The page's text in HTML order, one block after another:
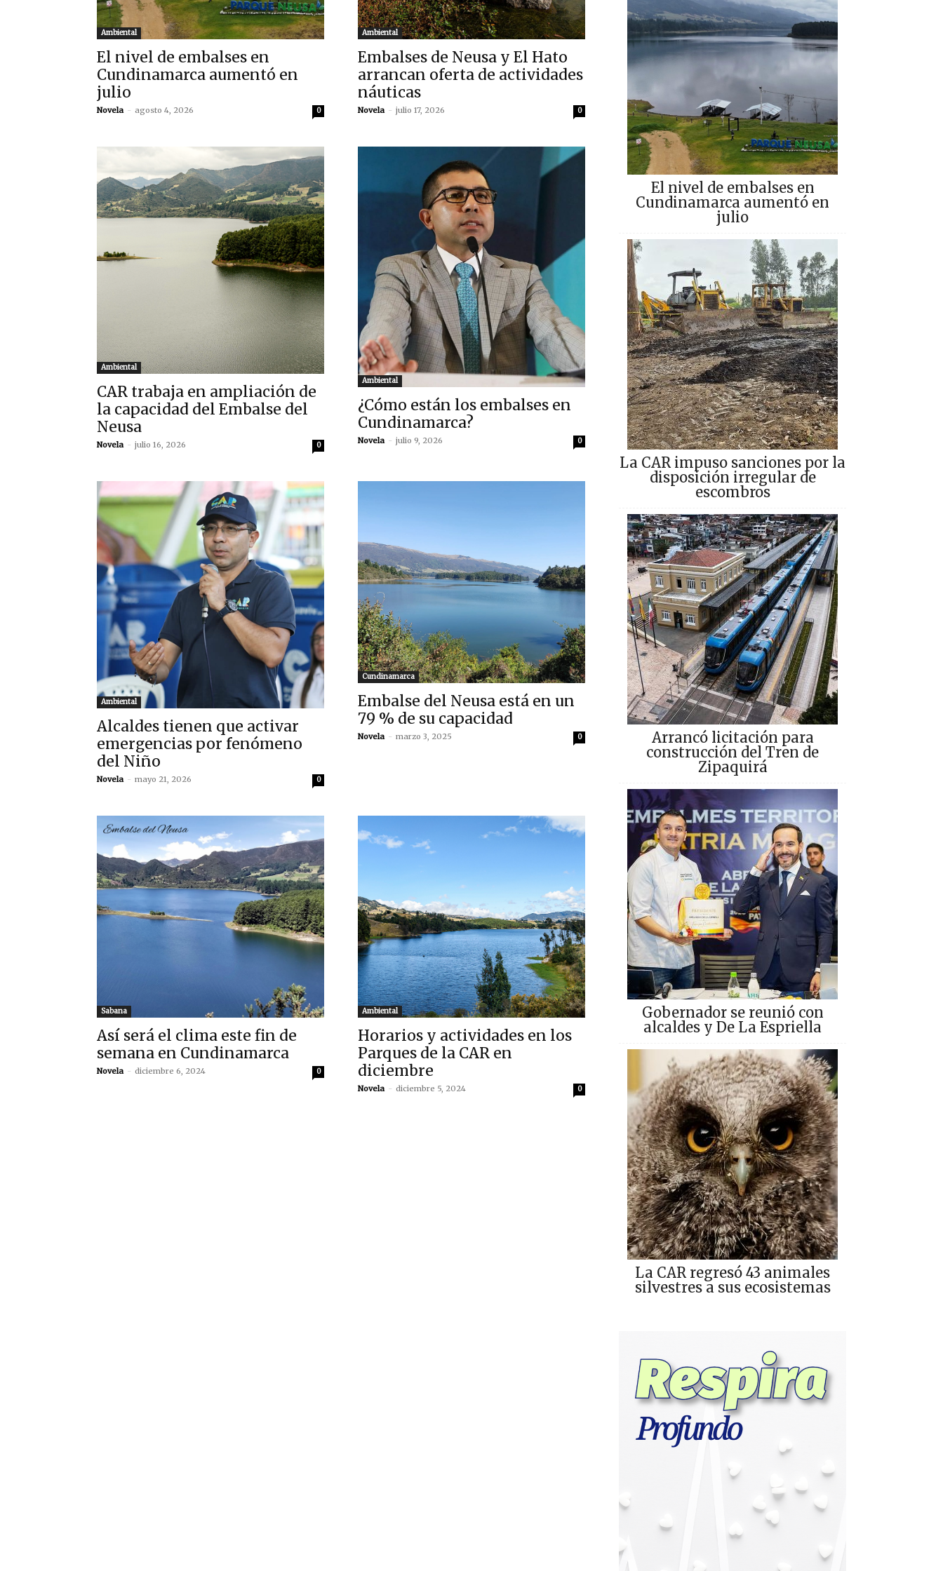
Ambiental
El nivel de embalses en
Cundinamarca aumentó en
julio
Novela - agosto 4, 2026 0
Ambiental
Embalses de Neusa y El Hato
arrancan oferta de actividades
náuticas
Novela - julio 17, 2026 0
Ambiental
CAR trabaja en ampliación de
la capacidad del Embalse del
Neusa
Novela - julio 16, 2026 0
Ambiental
¿Cómo están los embalses en
Cundinamarca?
Novela - julio 9, 2026 0
Ambiental
Alcaldes tienen que activar
emergencias por fenómeno
del Niño
Novela - mayo 21, 2026 0
Cundinamarca
Embalse del Neusa está en un
79 % de su capacidad
Novela - marzo 3, 2025 0
Sabana
Así será el clima este fin de
semana en Cundinamarca
Novela - diciembre 6, 2024 0
Ambiental
Horarios y actividades en los
Parques de la CAR en
diciembre
Novela - diciembre 5, 2024 0
El nivel de embalses en
Cundinamarca aumentó en
julio
La CAR impuso sanciones por la
disposición irregular de
escombros
Arrancó licitación para
construcción del Tren de
Zipaquirá
Gobernador se reunió con
alcaldes y De La Espriella
La CAR regresó 43 animales
silvestres a sus ecosistemas